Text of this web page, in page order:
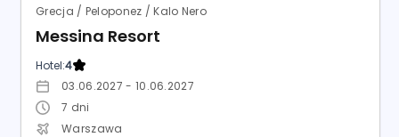
Grecja / Peloponez / Kalo Nero
Messina Resort
Hotel:4
03.06.2027 - 10.06.2027
7 dni
Warszawa